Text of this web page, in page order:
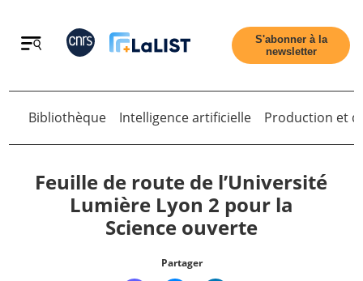
Retour
S'abonner à la
newsletter
Bibliothèque Intelligence artificielle Production et
Feuille de route de l’Université
Lumière Lyon 2 pour la
Science ouverte
Partager